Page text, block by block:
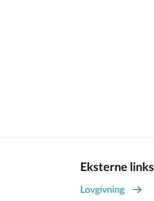
Eksterne links
Lovgivning